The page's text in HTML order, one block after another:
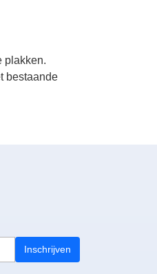
plakken.
bestaande
Inschrijven